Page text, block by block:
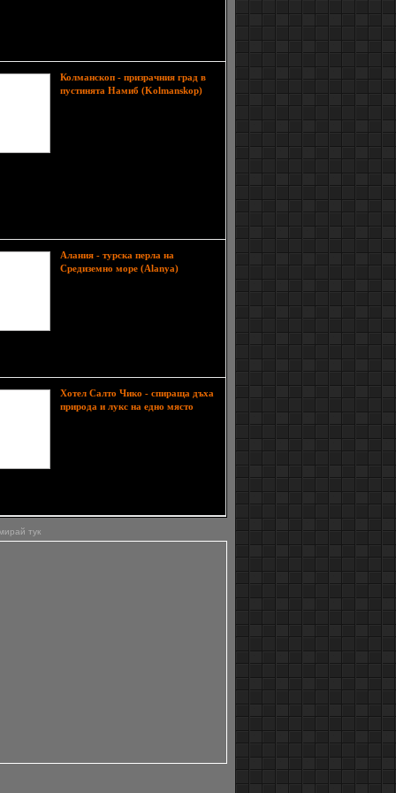
Колманскоп - призрачния град в
пустинята Намиб (Kolmanskop)
Алания - турска перла на
Средиземно море (Alanya)Пътят
Хотел Салто Чико - спираща дъха
природа и лукс на едно място
тук